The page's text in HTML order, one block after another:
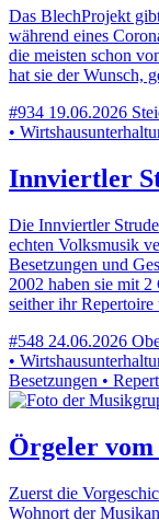
Das BlechProjekt
während eines
die meisten schon
hat sie der Wunsch,
#934 19.06.2026
•
Innviertler
Die Innviertler
echten Volksmusik
Besetzungen und
2002 haben sie mit
seither ihr
#548 24.06.2026
•
Besetzungen •
Örgeler vom
Zuerst die
Wohnort der